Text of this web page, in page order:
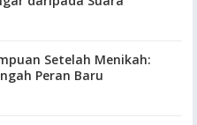
Setelah Menikah:
Peran Baru